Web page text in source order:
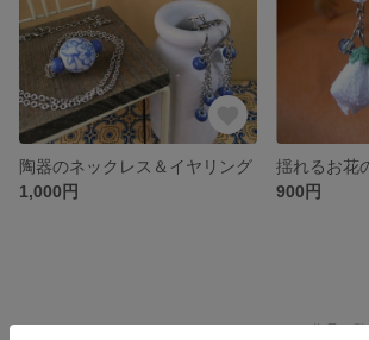
陶器のネックレス＆イヤリング
1,000円
900円
minne ホーム HARUN1967'S GALLERY の作品一覧